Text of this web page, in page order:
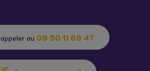
appeler au 09 50 11 69 47